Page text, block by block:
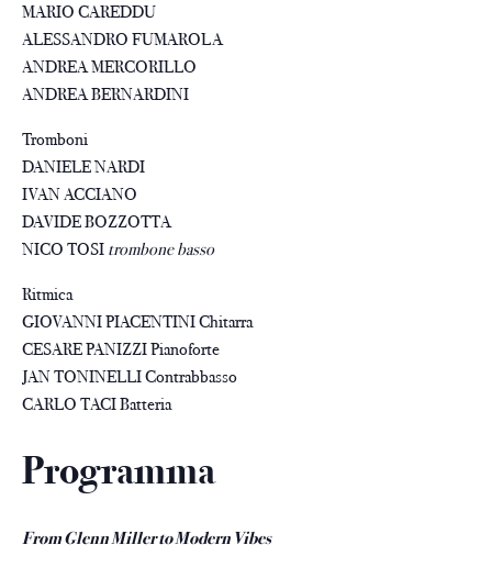
MARIO CAREDDU
ALESSANDRO FUMAROLA
ANDREA MERCORILLO
ANDREA BERNARDINI
Tromboni
DANIELE NARDI
IVAN ACCIANO
DAVIDE BOZZOTTA
NICO TOSI trombone basso
Ritmica
GIOVANNI PIACENTINI Chitarra
CESARE PANIZZI Pianoforte
JAN TONINELLI Contrabbasso
CARLO TACI Batteria
Programma
From Glenn Miller to Modern Vibes